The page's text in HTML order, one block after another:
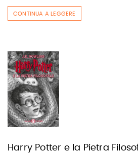
CONTINUA A LEGGERE
Harry Potter e la Pietra